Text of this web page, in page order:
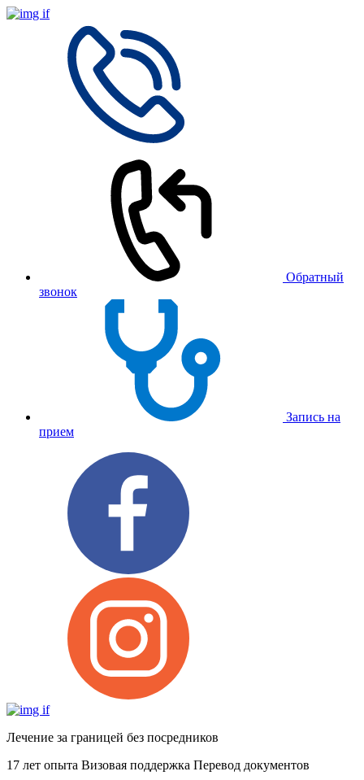
Обратный
звонок
Запись на
прием
Лечение за границей без посредников
17 лет опыта Визовая поддержка Перевод документов